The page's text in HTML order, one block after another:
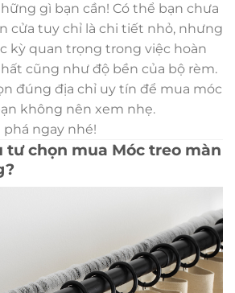
gì bạn cần! Có thể bạn chưa
cửa tuy chỉ là chi tiết nhỏ, nhưng
kỳ quan trọng trong việc hoàn
cũng như độ bền của bộ rèm.
đúng địa chỉ uy tín để mua móc
không nên xem nhẹ.
ngay nhé!
tư chọn mua Móc treo màn